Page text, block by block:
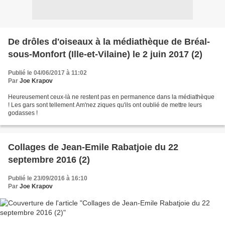
De drôles d'oiseaux à la médiathèque de Bréal-
sous-Monfort (Ille-et-Vilaine) le 2 juin 2017 (2)
Publié le 04/06/2017 à 11:02
Par Joe Krapov
Heureusement ceux-là ne restent pas en permanence dans la médiathèque
! Les gars sont tellement Am'nez ziques qu'ils ont oublié de mettre leurs
godasses !
Collages de Jean-Emile Rabatjoie du 22
septembre 2016 (2)
Publié le 23/09/2016 à 16:10
Par Joe Krapov